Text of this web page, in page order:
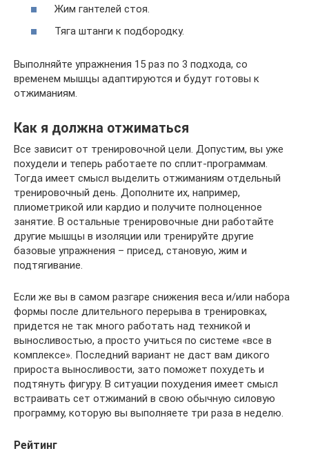
Жим гантелей стоя.
Тяга штанги к подбородку.
Выполняйте упражнения 15 раз по 3 подхода, со
временем мышцы адаптируются и будут готовы к
отжиманиям.
Как я должна отжиматься
Все зависит от тренировочной цели. Допустим, вы уже
похудели и теперь работаете по сплит-программам.
Тогда имеет смысл выделить отжиманиям отдельный
тренировочный день. Дополните их, например,
плиометрикой или кардио и получите полноценное
занятие. В остальные тренировочные дни работайте
другие мышцы в изоляции или тренируйте другие
базовые упражнения – присед, становую, жим и
подтягивание.
Если же вы в самом разгаре снижения веса и/или набора
формы после длительного перерыва в тренировках,
придется не так много работать над техникой и
выносливостью, а просто учиться по системе «все в
комплексе». Последний вариант не даст вам дикого
прироста выносливости, зато поможет похудеть и
подтянуть фигуру. В ситуации похудения имеет смысл
встраивать сет отжиманий в свою обычную силовую
программу, которую вы выполняете три раза в неделю.
Рейтинг